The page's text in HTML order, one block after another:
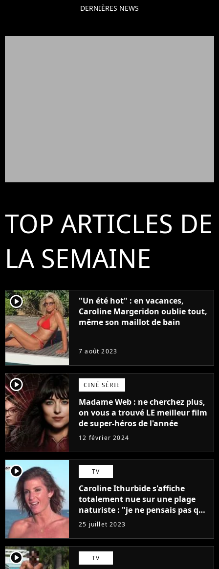
DERNIÈRES NEWS
TOP ARTICLES DE
LA SEMAINE
player2
"Un été hot" : en vacances,
Caroline Margeridon oublie tout,
même son maillot de bain
7 août 2023
player2 CINÉ SÉRIE
Madame Web : ne cherchez plus,
on vous a trouvé LE meilleur film
de super-héros de l'année
12 février 2024
player2 TV
Caroline Ithurbide s'affiche
totalement nue sur une plage
naturiste : "je ne pensais pas que
j'arriverais à le faire..."
25 juillet 2023
player2 TV